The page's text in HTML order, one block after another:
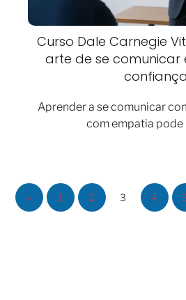
Curso Dale Carnegie
arte de se comunicar
confiança
Aprender a se comunicar
com empatia
« 1 2 3 4